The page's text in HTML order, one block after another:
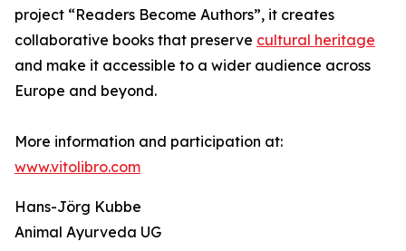
project “Readers Become Authors”, it creates
collaborative books that preserve cultural heritage
and make it accessible to a wider audience across
Europe and beyond.
More information and participation at:
www.vitolibro.com
Hans-Jörg Kubbe
Animal Ayurveda UG